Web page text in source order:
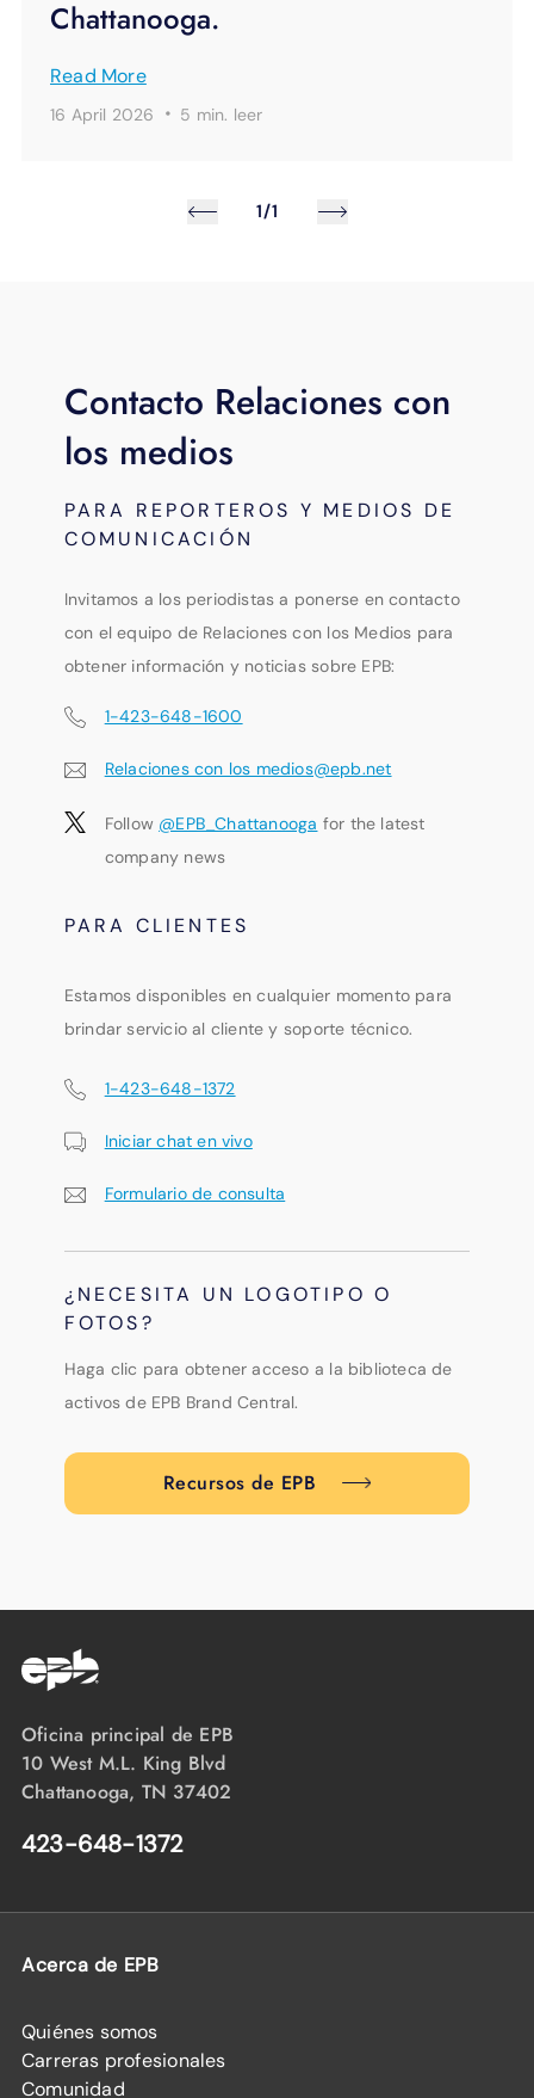
Chattanooga.
Read More
16 April 2026 · 5 min. leer
1/1
Contacto Relaciones con
los medios
PARA REPORTEROS Y MEDIOS DE
COMUNICACIÓN
Invitamos a los periodistas a ponerse en contacto
con el equipo de Relaciones con los Medios para
obtener información y noticias sobre EPB:
1-423-648-1600
Relaciones con los medios@epb.net
Follow @EPB_Chattanooga for the latest
company news
PARA CLIENTES
Estamos disponibles en cualquier momento para
brindar servicio al cliente y soporte técnico.
1-423-648-1372
Iniciar chat en vivo
Formulario de consulta
¿NECESITA UN LOGOTIPO O
FOTOS?
Haga clic para obtener acceso a la biblioteca de
activos de EPB Brand Central.
Recursos de EPB
Oficina principal de EPB
10 West M.L. King Blvd
Chattanooga, TN 37402
423-648-1372
Acerca de EPB
Quiénes somos
Carreras profesionales
Comunidad